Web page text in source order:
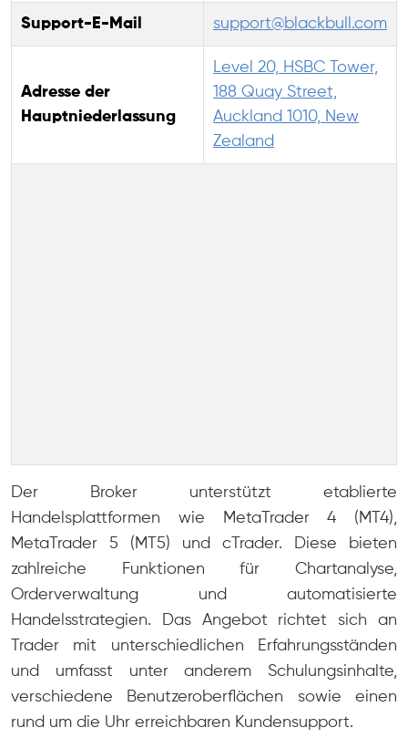
Support-E-Mail support@blackbull.com
Adresse der
Hauptniederlassung
Level 20, HSBC Tower,
188 Quay Street,
Auckland 1010, New
Zealand
Der Broker unterstützt etablierte
Handelsplattformen wie MetaTrader 4 (MT4),
MetaTrader 5 (MT5) und cTrader. Diese bieten
zahlreiche Funktionen für Chartanalyse,
Orderverwaltung und automatisierte
Handelsstrategien. Das Angebot richtet sich an
Trader mit unterschiedlichen Erfahrungsständen
und umfasst unter anderem Schulungsinhalte,
verschiedene Benutzeroberflächen sowie einen
rund um die Uhr erreichbaren Kundensupport.